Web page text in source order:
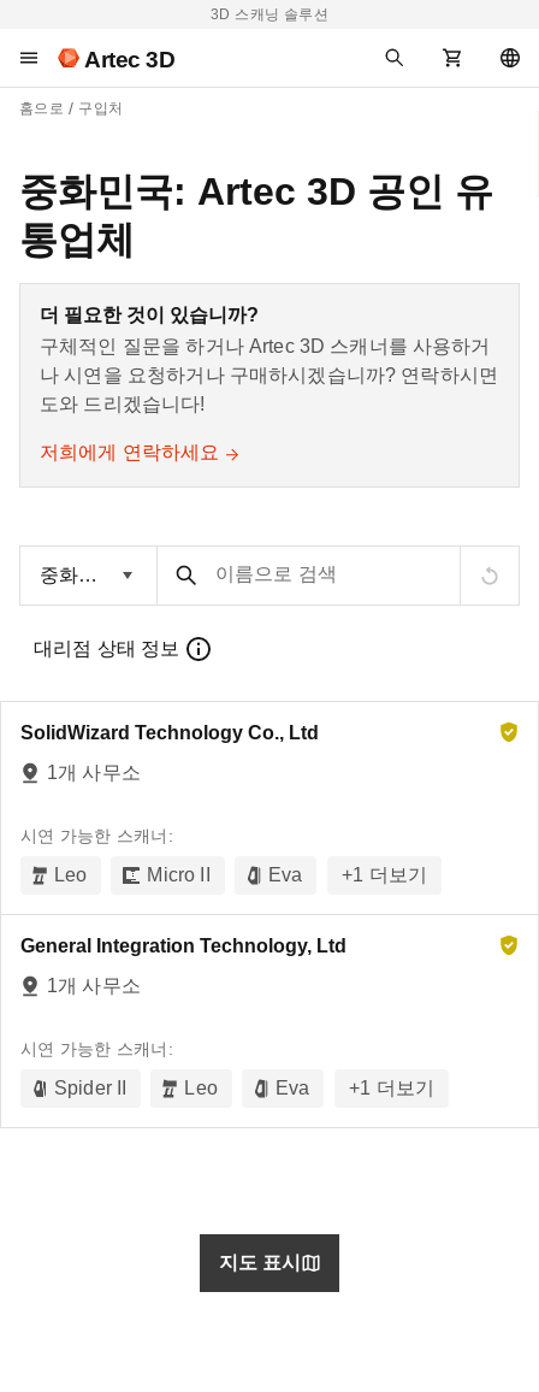
3D 스캐닝 솔루션
Artec 3D
홈으로 구입처
중화민국: Artec 3D 공인 유
통업체
더 필요한 것이 있습니까?
구체적인 질문을 하거나 Artec 3D 스캐너를 사용하거
나 시연을 요청하거나 구매하시겠습니까? 연락하시면
도와 드리겠습니다!
저희에게 연락하세요
이름으로 검색
대리점 상태 정보
SolidWizard Technology Co., Ltd
1개 사무소
시연 가능한 스캐너:
Leo Micro II Eva +1 더보기
General Integration Technology, Ltd
1개 사무소
시연 가능한 스캐너:
Spider II Leo Eva +1 더보기
지도 표시